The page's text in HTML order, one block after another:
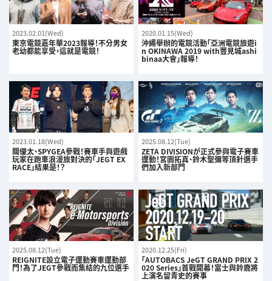
2023.02.01(Wed)
東京電競嘉年華2023報導！不分男女
老幼都能享受，這就是電競！
2020.01.15(Wed)
沖繩舉辦的電競活動「亞洲電競旅遊i
n OKINAWA 2019 with豐見城ashi
binaa大會」報導！
2023.01.18(Wed)
關優太、SPYGEA參戰！賽車手與遊戲
玩家在跑車浪漫旅對決的「JEGT EX
RACE」結果是！？
2025.08.12(Tue)
ZETA DIVISIONが正式參與電子賽車
運動！宮園拓真、鈴木聖彌等頂針選手
們加入新部門
2025.08.12(Tue)
REIGNITE設立電子運動賽車運動部
門！為了JEGT參戰而集結的九位選手
2020.12.25(Fri)
「AUTOBACS JeGT GRAND PRIX 2
020 Series」首戰開幕！富士與鈴鹿將
上演名留青史的賽事